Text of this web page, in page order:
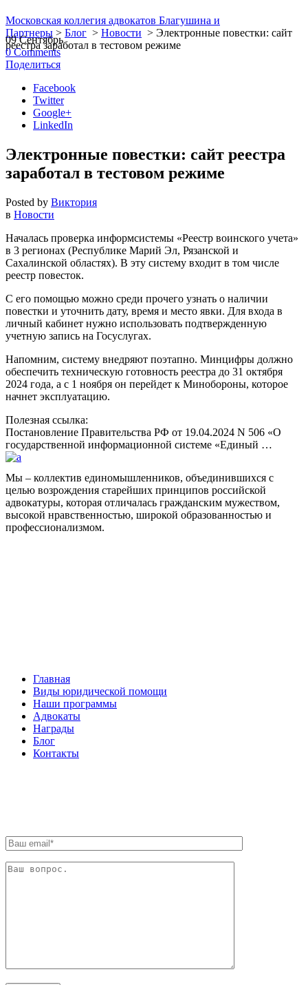
Московская коллегия адвокатов Благушина и
Партнеры > Блог > Новости > Электронные повестки: сайт
реестра заработал в тестовом режиме
09 Сентябрь
0 Comments
Поделиться
Facebook
Twitter
Google+
LinkedIn
Электронные повестки: сайт реестра
заработал в тестовом режиме
Posted by Виктория
в Новости
Началась проверка информсистемы «Реестр воинского учета»
в 3 регионах (Республике Марий Эл, Рязанской и
Сахалинской областях). В эту систему входит в том числе
реестр повесток.
С его помощью можно среди прочего узнать о наличии
повестки и уточнить дату, время и место явки. Для входа в
личный кабинет нужно использовать подтвержденную
учетную запись на Госуслугах.
Напомним, систему внедряют поэтапно. Минцифры должно
обеспечить техническую готовность реестра до 31 октября
2024 года, а с 1 ноября он перейдет к Минобороны, которое
начнет эксплуатацию.
Полезная ссылка:
Постановление Правительства РФ от 19.04.2024 N 506 «О
государственной информационной системе «Единый …
Мы – коллектив единомышленников, объединившихся с
целью возрождения старейших принципов российской
адвокатуры, которая отличалась гражданским мужеством,
высокой нравственностью, широкой образованностью и
профессионализмом.
Главная
Виды юридической помощи
Наши программы
Адвокаты
Награды
Блог
Контакты